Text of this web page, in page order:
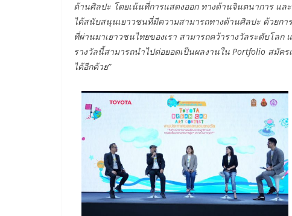
ด้านศิลปะ โดยเน้นที่การแสดงออก ทางด้านจินตนาการ แล
ได้สนับสนุนเยาวชนที่มีความสามารถทางด้านศิลปะ ด้วยก
ที่ผ่านมาเยาวชนไทยของเรา สามารถคว้ารางวัลระดับโลก
รางวัลนี้สามารถนำไปต่อยอดเป็นผลงานใน Portfolio สมัค
ได้อีกด้วย”